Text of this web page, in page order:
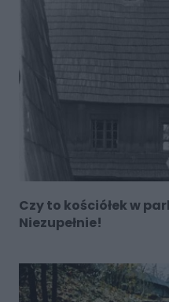
Czy to kościółek w
Niezupełnie!